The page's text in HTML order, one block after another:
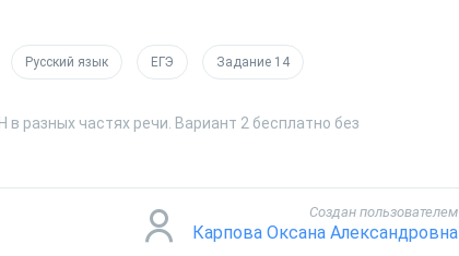
Русский язык ЕГЭ Задание 14
разных частях речи. Вариант 2 бесплатно без
Создан пользователем
Карпова Оксана Александровна